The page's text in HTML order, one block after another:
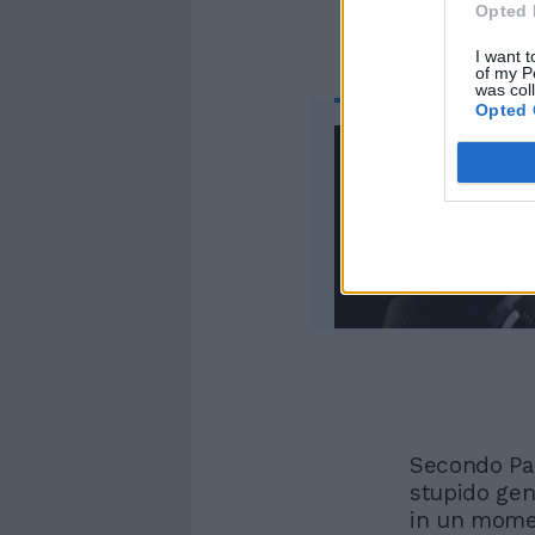
Opted
I want
of my
was
Opted
Secondo
stupido
in un